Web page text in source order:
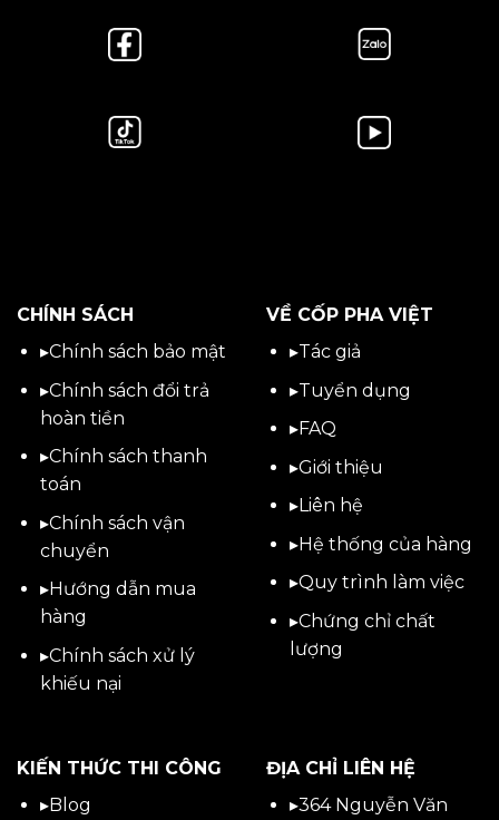
CHÍNH SÁCH
▸Chính sách bảo mật
▸Chính sách đổi trả
hoàn tiền
▸Chính sách thanh
toán
▸Chính sách vận
chuyển
▸Hướng dẫn mua
hàng
▸Chính sách xử lý
khiếu nại
VỀ CỐP PHA VIỆT
▸Tác giả
▸Tuyển dụng
▸FAQ
▸Giới thiệu
▸Liên hệ
▸Hệ thống của hàng
▸Quy trình làm việc
▸Chứng chỉ chất
lượng
KIẾN THỨC THI CÔNG
▸Blog
ĐỊA CHỈ LIÊN HỆ
▸364 Nguyễn Văn